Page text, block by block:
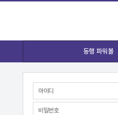
동행 파워볼